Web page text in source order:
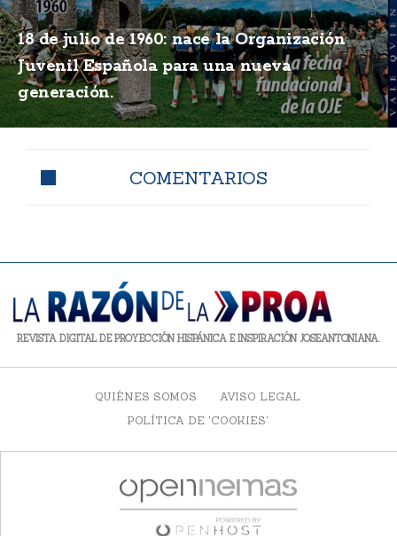
18 de julio de 1960: nace la Organización
Juvenil Española para una nueva
generación.
COMENTARIOS
REVISTA DIGITAL DE PROYECCIÓN HISPÁNICA E INSPIRACIÓN JOSEANTONIANA.
QUIÉNES SOMOS
AVISO LEGAL
POLÍTICA DE 'COOKIES'